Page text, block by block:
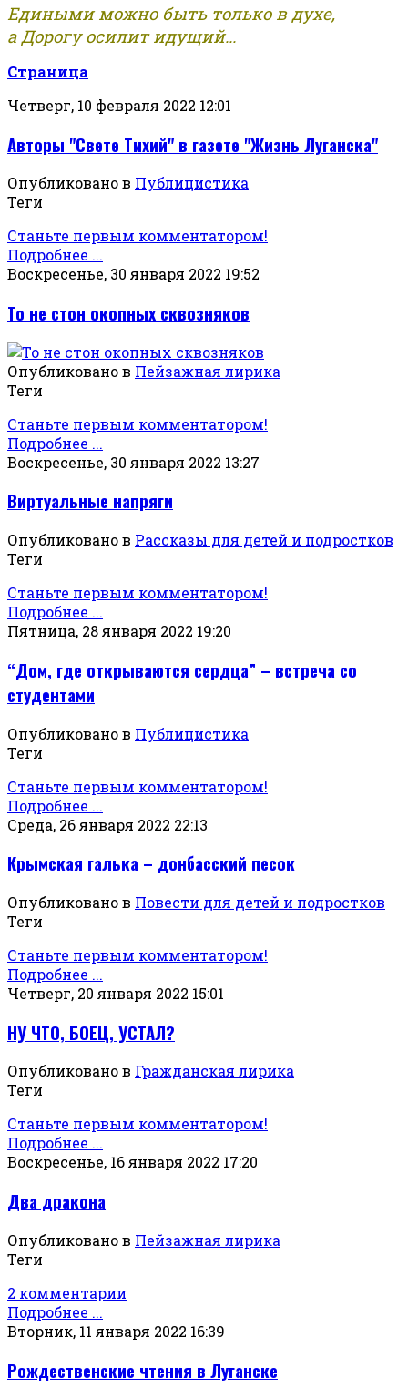
Едиными можно быть только в духе,
а Дорогу осилит идущий...
Страница
Четверг, 10 февраля 2022 12:01
Авторы "Свете Тихий" в газете "Жизнь Луганска"
Опубликовано в Публицистика
Теги
Станьте первым комментатором!
Подробнее ...
Воскресенье, 30 января 2022 19:52
То не стон окопных сквозняков
Опубликовано в Пейзажная лирика
Теги
Станьте первым комментатором!
Подробнее ...
Воскресенье, 30 января 2022 13:27
Виртуальные напряги
Опубликовано в Рассказы для детей и подростков
Теги
Станьте первым комментатором!
Подробнее ...
Пятница, 28 января 2022 19:20
“Дом, где открываются сердца” – встреча со
студентами
Опубликовано в Публицистика
Теги
Станьте первым комментатором!
Подробнее ...
Среда, 26 января 2022 22:13
Крымская галька – донбасский песок
Опубликовано в Повести для детей и подростков
Теги
Станьте первым комментатором!
Подробнее ...
Четверг, 20 января 2022 15:01
НУ ЧТО, БОЕЦ, УСТАЛ?
Опубликовано в Гражданская лирика
Теги
Станьте первым комментатором!
Подробнее ...
Воскресенье, 16 января 2022 17:20
Два дракона
Опубликовано в Пейзажная лирика
Теги
2 комментарии
Подробнее ...
Вторник, 11 января 2022 16:39
Рождественские чтения в Луганске